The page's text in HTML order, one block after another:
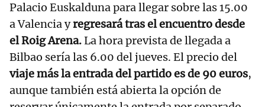
Palacio Euskalduna para llegar sobre las 15.00
a Valencia yregresará tras el encuentro desde
el Roig Arena.La hora prevista de llegada a
Bilbao sería las 6.00 del jueves. El precio del
viaje más la entrada del partido es de 90 euros,
aunque también está abierta la opción de